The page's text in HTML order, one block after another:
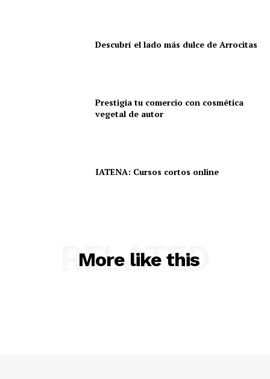
Descubrí el lado más dulce de Arrocitas
Prestigia tu comercio con cosmética
vegetal de autor
IATENA: Cursos cortos online
More like this
RELATED